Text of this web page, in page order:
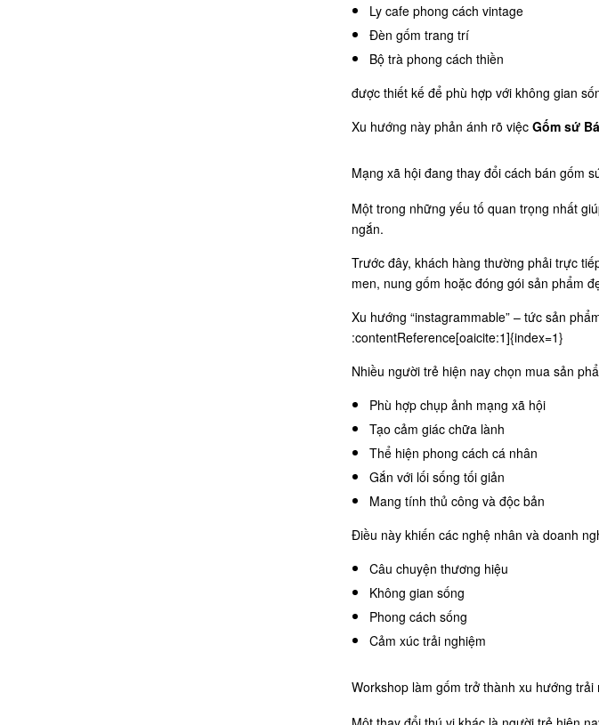
Ly cafe phong cách vintage
Đèn gốm trang trí
Bộ trà phong cách thiền
được thiết kế để phù hợp với không gian
Xu hướng này phản ánh rõ việc Gốm sứ
Mạng xã hội đang thay đổi cách bán gốm
Một trong những yếu tố quan trọng nhất
ngắn.
Trước đây, khách hàng thường phải trực
men, nung gốm hoặc đóng gói sản phẩm
Xu hướng “instagrammable” – tức sản
:contentReference[oaicite:1]{index=1}
Nhiều người trẻ hiện nay chọn mua sản
Phù hợp chụp ảnh mạng xã hội
Tạo cảm giác chữa lành
Thể hiện phong cách cá nhân
Gắn với lối sống tối giản
Mang tính thủ công và độc bản
Điều này khiến các nghệ nhân và doanh
Câu chuyện thương hiệu
Không gian sống
Phong cách sống
Cảm xúc trải nghiệm
Workshop làm gốm trở thành xu hướng trải